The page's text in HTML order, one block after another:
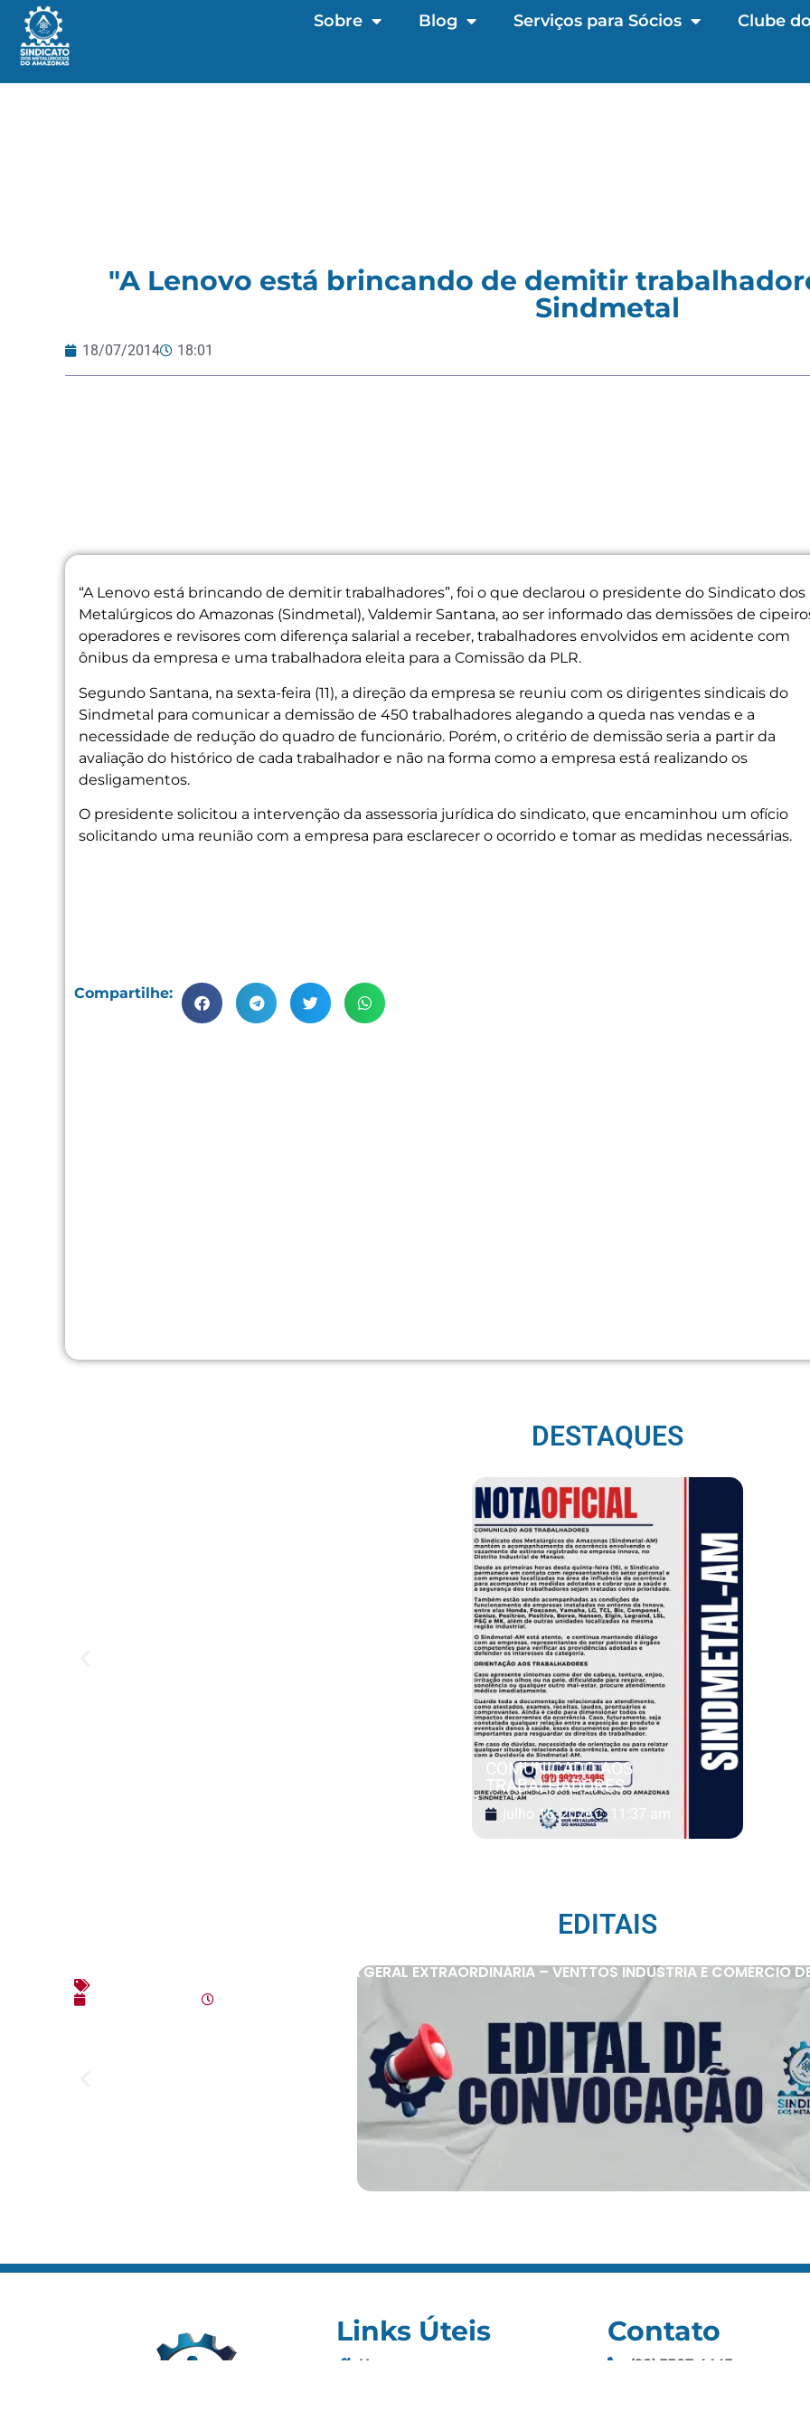
Sobre Blog Serviços para Sócios Clube
"A Lenovo está brincando de demitir
Sindmetal
18/07/2014 18:01
“A Lenovo está brincando de demitir trabalhadores”, foi o que declarou o presidente do Sindicato dos
Metalúrgicos do Amazonas (Sindmetal), Valdemir Santana, ao ser informado das demissões de
operadores e revisores com diferença salarial a receber, trabalhadores envolvidos em acidente com
ônibus da empresa e uma trabalhadora eleita para a Comissão da PLR.
Segundo Santana, na sexta-feira (11), a direção da empresa se reuniu com os dirigentes sindicais do
Sindmetal para comunicar a demissão de 450 trabalhadores alegando a queda nas vendas e a
necessidade de redução do quadro de funcionário. Porém, o critério de demissão seria a partir da
avaliação do histórico de cada trabalhador e não na forma como a empresa está realizando os
desligamentos.
O presidente solicitou a intervenção da assessoria jurídica do sindicato, que encaminhou um ofício
solicitando uma reunião com a empresa para esclarecer o ocorrido e tomar as medidas necessárias.
Compartilhe:
DESTAQUES
COMUNICADO AOS
TRABALHADORES
julho 16, 2026
EDITAIS
EDITAL DE CONVOCAÇÃO – ASSEMBLEIA GERAL EXTRAORDINÁRIA – VENTTOS INDÚSTRIA E COMÉRCIO
Links Úteis
Home
Contato
(92) 3307-4443